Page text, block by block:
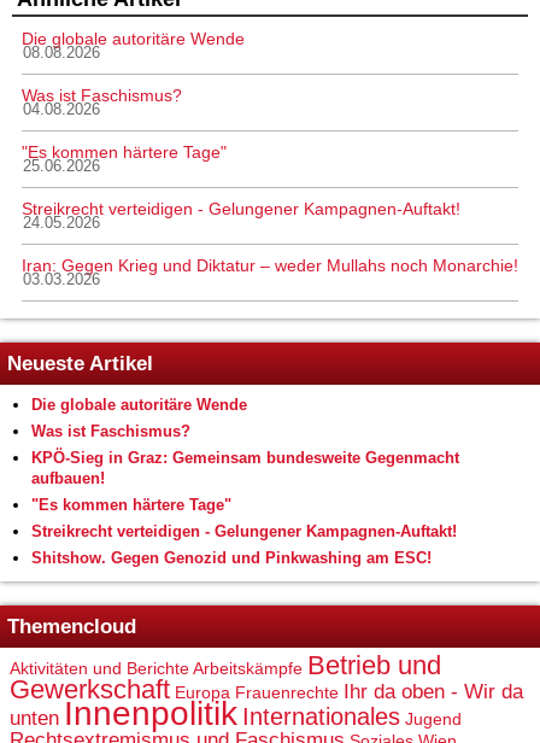
Die globale autoritäre Wende
08.08.2026
Was ist Faschismus?
04.08.2026
"Es kommen härtere Tage"
25.06.2026
Streikrecht verteidigen - Gelungener Kampagnen-Auftakt!
24.05.2026
Iran: Gegen Krieg und Diktatur – weder Mullahs noch Monarchie!
03.03.2026
Neueste Artikel
Die globale autoritäre Wende
Was ist Faschismus?
KPÖ-Sieg in Graz: Gemeinsam bundesweite Gegenmacht
aufbauen!
"Es kommen härtere Tage"
Streikrecht verteidigen - Gelungener Kampagnen-Auftakt!
Shitshow. Gegen Genozid und Pinkwashing am ESC!
Themencloud
Aktivitäten und BerichteArbeitskämpfe Betrieb und
Gewerkschaft Europa Frauenrechte Ihr da oben - Wir da
unten Innenpolitik Internationales Jugend